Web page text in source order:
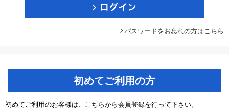
パスワードをお忘れの方はこちら
初めてご利用の方
初めてご利用のお客様は、こちらから会員登録を行って下さい。